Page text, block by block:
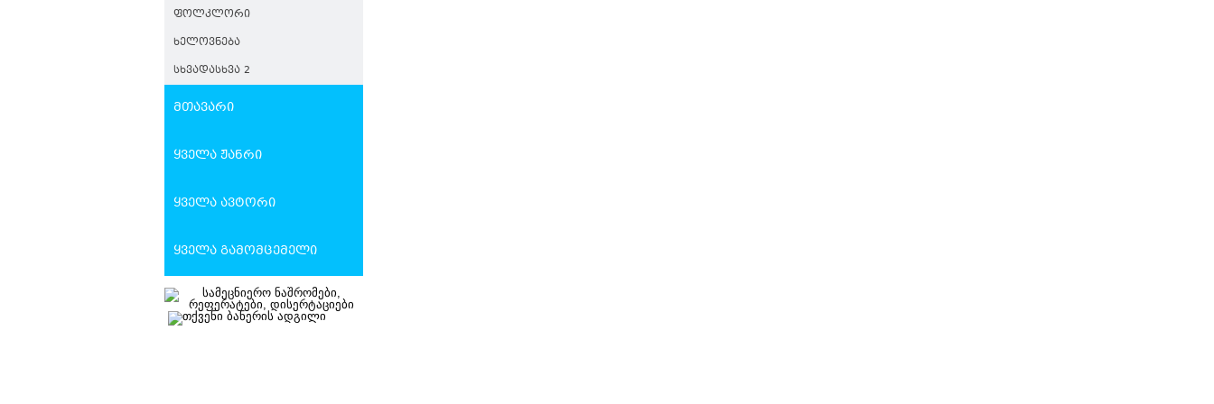
ᲤᲝᲚᲙᲚᲝᲠᲘ
ᲮᲔᲚᲝᲕᲜᲔᲑᲐ
ᲡᲮᲕᲐᲓᲐᲡᲮᲕᲐ 2
მთავარი
ყველა ჟანრი
ყველა ავტორი
ყველა გამომცემელი